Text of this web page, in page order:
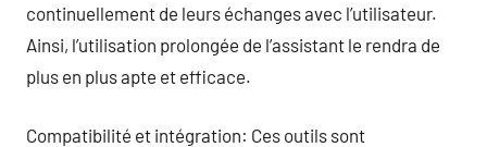
continuellement de leurs échanges avec l’utilisateur.
Ainsi, l’utilisation prolongée de l’assistant le rendra de
plus en plus apte et efficace.
Compatibilité et intégration: Ces outils sont